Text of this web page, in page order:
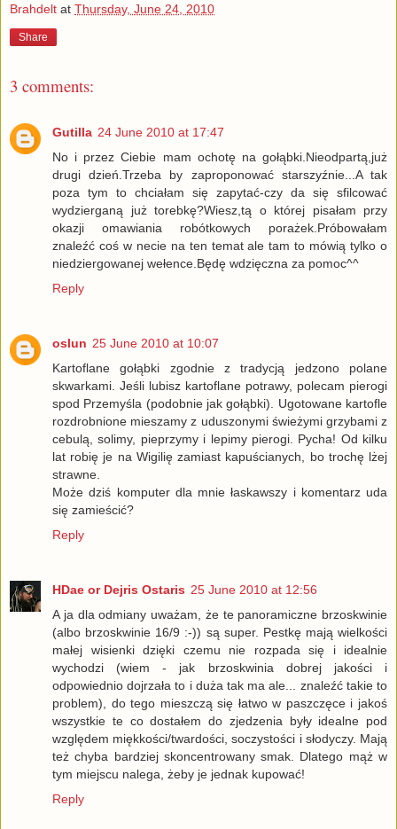
Brahdelt at Thursday, June 24, 2010
Share
3 comments:
Gutilla 24 June 2010 at 17:47
No i przez Ciebie mam ochotę na gołąbki.Nieodpartą,już
drugi dzień.Trzeba by zaproponować starszyźnie...A tak
poza tym to chciałam się zapytać-czy da się sfilcować
wydzierganą już torebkę?Wiesz,tą o której pisałam przy
okazji omawiania robótkowych porażek.Próbowałam
znaleźć coś w necie na ten temat ale tam to mówią tylko o
niedziergowanej wełence.Będę wdzięczna za pomoc^^
Reply
oslun 25 June 2010 at 10:07
Kartoflane gołąbki zgodnie z tradycją jedzono polane
skwarkami. Jeśli lubisz kartoflane potrawy, polecam pierogi
spod Przemyśla (podobnie jak gołąbki). Ugotowane kartofle
rozdrobnione mieszamy z uduszonymi świeżymi grzybami z
cebulą, solimy, pieprzymy i lepimy pierogi. Pycha! Od kilku
lat robię je na Wigilię zamiast kapuścianych, bo trochę lżej
strawne.
Może dziś komputer dla mnie łaskawszy i komentarz uda
się zamieścić?
Reply
HDae or Dejris Ostaris 25 June 2010 at 12:56
A ja dla odmiany uważam, że te panoramiczne brzoskwinie
(albo brzoskwinie 16/9 :-)) są super. Pestkę mają wielkości
małej wisienki dzięki czemu nie rozpada się i idealnie
wychodzi (wiem - jak brzoskwinia dobrej jakości i
odpowiednio dojrzała to i duża tak ma ale... znaleźć takie to
problem), do tego mieszczą się łatwo w paszczęce i jakoś
wszystkie te co dostałem do zjedzenia były idealne pod
względem miękkości/twardości, soczystości i słodyczy. Mają
też chyba bardziej skoncentrowany smak. Dlatego mąż w
tym miejscu nalega, żeby je jednak kupować!
Reply